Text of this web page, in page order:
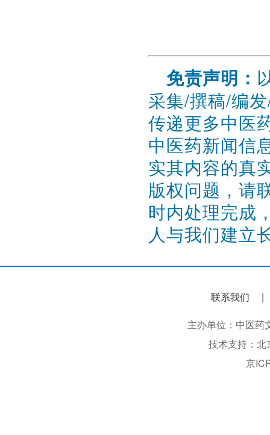
免责声明：
采集/撰稿/编
传递更多中医
中医药新闻信
实其内容的真
版权问题，请
时内处理完成
人与我们建立
联系我们
主办单位：中医
技术支持：北
京